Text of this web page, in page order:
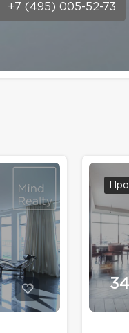
+7 (495) 005-52-73